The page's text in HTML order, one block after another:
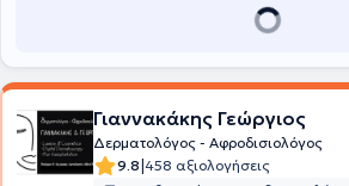
Γιαννακάκης Γεώργιος
Δερματολόγος - Αφροδισιολόγος
9.8|458 αξιολογήσεις